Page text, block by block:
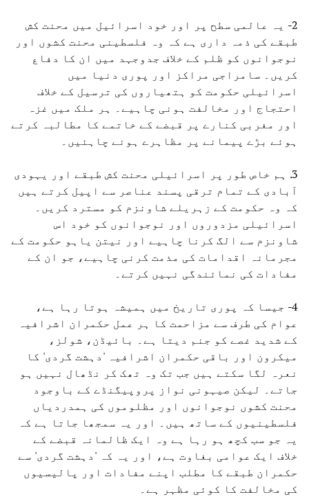
2- یہ عالمی سطح پر اور خود اسرائیل میں محنت کش
طبقے کی ذمہ داری ہے کہ وہ فلسطینی محنت کشوں اور
نوجوانوں کو ظلم کے خلاف جدوجہد میں ان کا دفاع
کریں۔ سامراجی مراکز اور پوری دنیا میں
اسرائیلی حکومت کو ہتھیاروں کی ترسیل کے خلاف
احتجاج اور مخالفت ہونی چاہیے۔ ہر ملک میں غزہ
اور مغربی کنارے پر قبضے کے خاتمے کا مطالبہ کرتے
ہوئے بڑے پیمانے پر مظاہرے ہونے چاہئیں۔
3. ہم خاص طور پر اسرائیلی محنت کش طبقے اور یہودی
آبادی کے تمام ترقی پسند عناصر سے اپیل کرتے ہیں
کہ وہ حکومت کے زہریلے شاونزم کو مسترد کریں۔
اسرائیلی مزدوروں اور نوجوانوں کو خود اس
شاونزم سے الگ کرنا چاہیے اور نیتن یاہو حکومت کے
مجرمانہ اقدامات کی مذمت کرنی چاہیے، جو ان کے
مفادات کی نمائندگی نہیں کرتے۔
4- جیسا کہ پوری تاریخ میں ہمیشہ ہوتا رہا ہے،
عوام کی طرف سے مزاحمت کا ہر عمل حکمران اشرافیہ
کے شدید غصے کو جنم دیتا ہے۔ بائیڈن، شولز،
میکرون اور باقی حکمران اشرافیہ 'دہشت گردی' کا
نعرہ لگا سکتے ہیں جب تک وہ تھک کر نڈھال نہیں ہو
جاتے۔ لیکن صیہونی نواز پروپیگنڈے کے باوجود
محنت کشوں نوجوانوں اور مظلوموں کی ہمدردیاں
فلسطینیوں کے ساتھ ہیں۔ اور یہ سمجھا جاتا ہے کہ
یہ جو سب کچھ ہو رہا ہے وہ ایک ظالمانہ قبضے کے
خلاف ایک عوامی بغاوت ہے، اور یہ کہ 'دہشت گردی' سے
حکمران طبقے کا مطلب اپنے مفادات اور پالیسیوں
کی مخالفت کا کوئی مظہر ہے۔